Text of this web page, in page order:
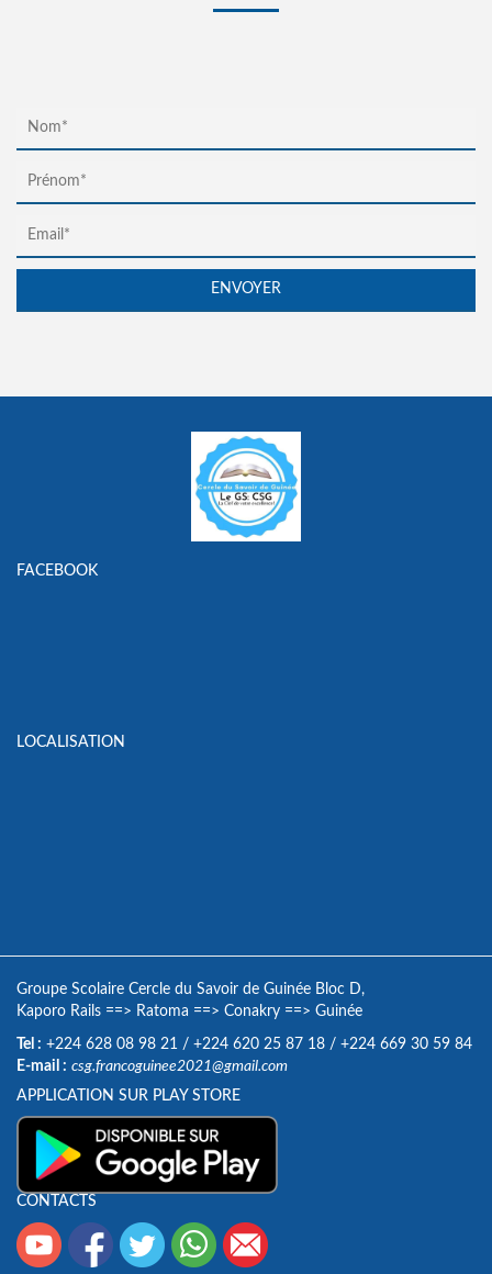
FACEBOOK
LOCALISATION
Groupe Scolaire Cercle du Savoir de Guinée Bloc D,
Kaporo Rails ==> Ratoma ==> Conakry ==> Guinée
Tel : +224 628 08 98 21 / +224 620 25 87 18 / +224 669 30 59 84
E-mail : csg.francoguinee2021@gmail.com
APPLICATION SUR PLAY STORE
CONTACTS